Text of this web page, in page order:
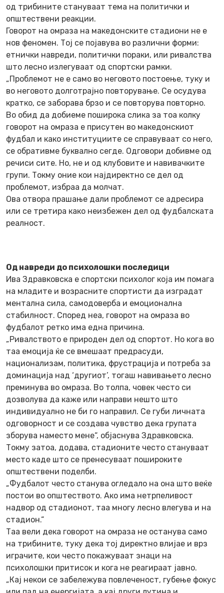
од трибините стануваат тема на политички и
општествени реакции.
Говорот на омраза на македонските стадиони не е
нов феномен. Тој се појавува во различни форми:
етнички навреди, политички пораки, или ривалства
што лесно излегуваат од спортски рамки.
„Проблемот не е само во неговото постоење, туку и
во неговото долготрајно повторување. Се осудува
кратко, се заборава брзо и се повторува повторно.
Во обид да добиеме поширока слика за тоа колку
говорот на омраза е присутен во македонскиот
фудбал и како институциите се справуваат со него,
се обративме буквално сегде. Одговори добивме од
речиси сите. Но, не и од клубовите и навивачките
групи. Токму оние кои најдиректно се дел од
проблемот, избраа да молчат.
Ова отвора прашање дали проблемот се адресира
или се третира како неизбежен дел од фудбалската
реалност.
Од навреди до психолошки последици
Ива Здравковска е спортски психолог која им помага
на младите и возрасните спортисти да изградат
ментална сила, самодоверба и емоционална
стабилност. Според неа, говорот на омраза во
фудбалот ретко има една причина.
„Ривалството е природен дел од спортот. Но кога во
таа емоција ќе се вмешаат предрасуди,
национализам, политика, фрустрација и потреба за
доминација над ‘другиот’, тогаш навивањето лесно
преминува во омраза. Во толпа, човек често си
дозволува да каже или направи нешто што
индивидуално не би го направил. Се губи личната
одговорност и се создава чувство дека групата
зборува наместо мене“, објаснува Здравковска.
Токму затоа, додава, стадионите често стануваат
место каде што се пренесуваат пошироките
општествени поделби.
„Фудбалот често станува огледало на она што веќе
постои во општеството. Ако има нетрпеливост
надвор од стадионот, таа многу лесно влегува и на
стадион.“
Таа вели дека говорот на омраза не останува само
на трибините, туку дека тој директно влијае и врз
играчите, кои често покажуваат знаци на
психолошки притисок и кога не реагираат јавно.
„Кај некои се забележува повлеченост, губење фокус